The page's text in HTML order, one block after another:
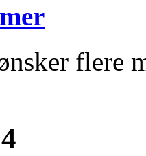
flere